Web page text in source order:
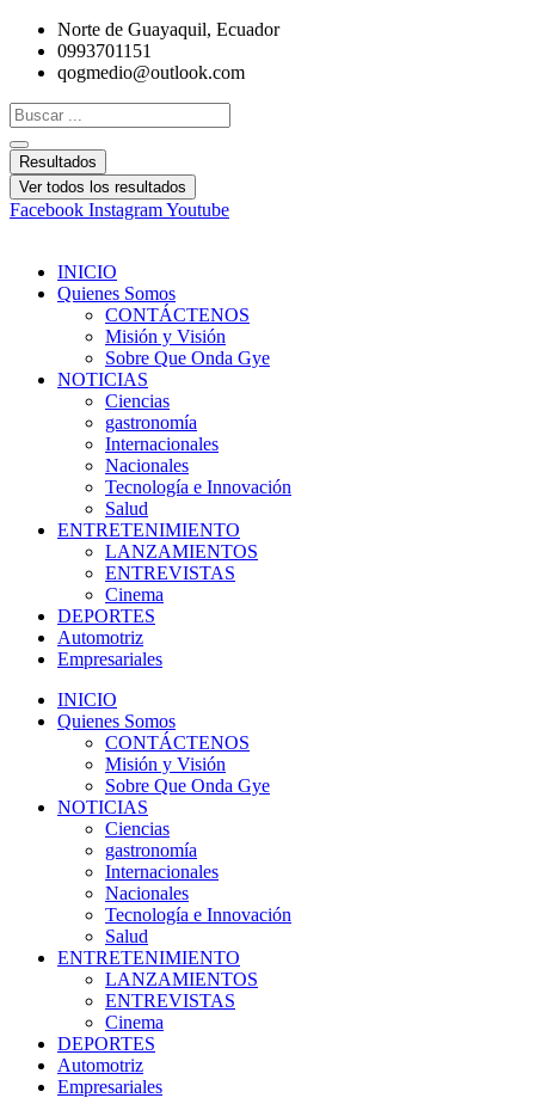
contenido
Norte de Guayaquil, Ecuador
0993701151
qogmedio@outlook.com
Search
...
Resultados
Ver todos los resultados
Facebook InstagramYoutube
INICIO
Quienes Somos
CONTÁCTENOS
Misión y Visión
Sobre Que Onda Gye
NOTICIAS
Ciencias
gastronomía
Internacionales
Nacionales
Tecnología e Innovación
Salud
ENTRETENIMIENTO
LANZAMIENTOS
ENTREVISTAS
Cinema
DEPORTES
Automotriz
Empresariales
INICIO
Quienes Somos
CONTÁCTENOS
Misión y Visión
Sobre Que Onda Gye
NOTICIAS
Ciencias
gastronomía
Internacionales
Nacionales
Tecnología e Innovación
Salud
ENTRETENIMIENTO
LANZAMIENTOS
ENTREVISTAS
Cinema
DEPORTES
Automotriz
Empresariales